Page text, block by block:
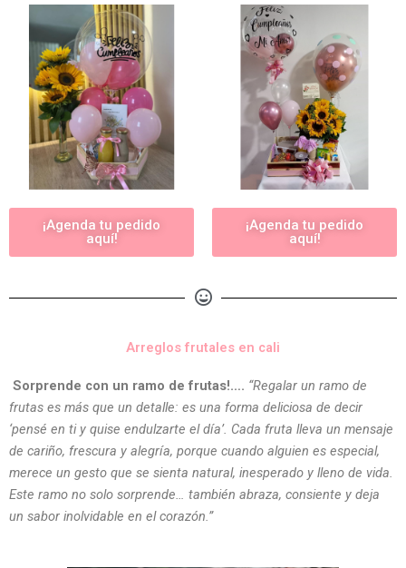
¡Agenda tu pedido
aquí!
¡Agenda tu pedido
aquí!
Arreglos frutales en cali
Sorprende con un ramo de frutas!…. “Regalar un ramo de
frutas es más que un detalle: es una forma deliciosa de decir
‘pensé en ti y quise endulzarte el día’. Cada fruta lleva un mensaje
de cariño, frescura y alegría, porque cuando alguien es especial,
merece un gesto que se sienta natural, inesperado y lleno de vida.
Este ramo no solo sorprende… también abraza, consiente y deja
un sabor inolvidable en el corazón.”